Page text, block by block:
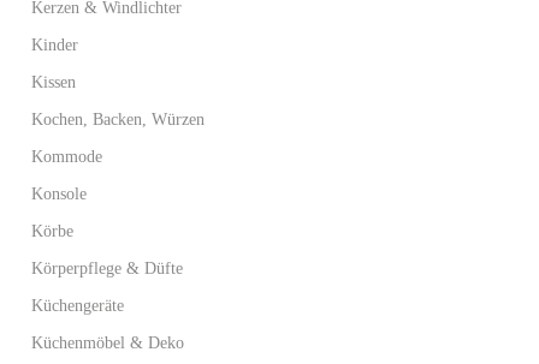
Kerzen & Windlichter
Kinder
Kissen
Kochen, Backen, Würzen
Kommode
Konsole
Körbe
Körperpflege & Düfte
Küchengeräte
Küchenmöbel & Deko